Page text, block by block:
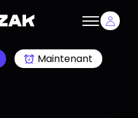
Maintenant